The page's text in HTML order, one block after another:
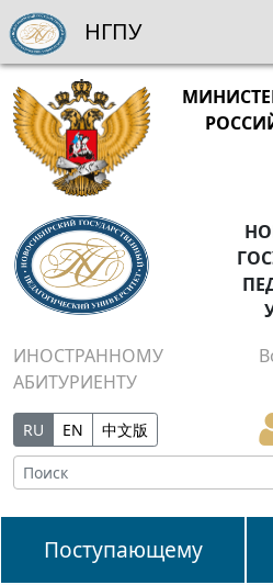
ИНОСТРАННОМУ
АБИТУРИЕНТУ
RU EN 中文版
Поступающему
НГПУ